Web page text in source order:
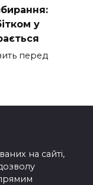
у
перед
на сайті,